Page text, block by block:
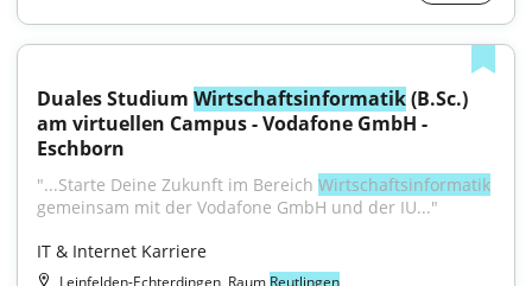
Duales Studium Wirtschaftsinformatik (B.Sc.)
am virtuellen Campus - Vodafone GmbH -
Eschborn
"...Starte Deine Zukunft im Bereich Wirtschaftsinformatik
gemeinsam mit der Vodafone GmbH und der IU..."
IT & Internet Karriere
Leinfelden-Echterdingen, Raum Reutlingen